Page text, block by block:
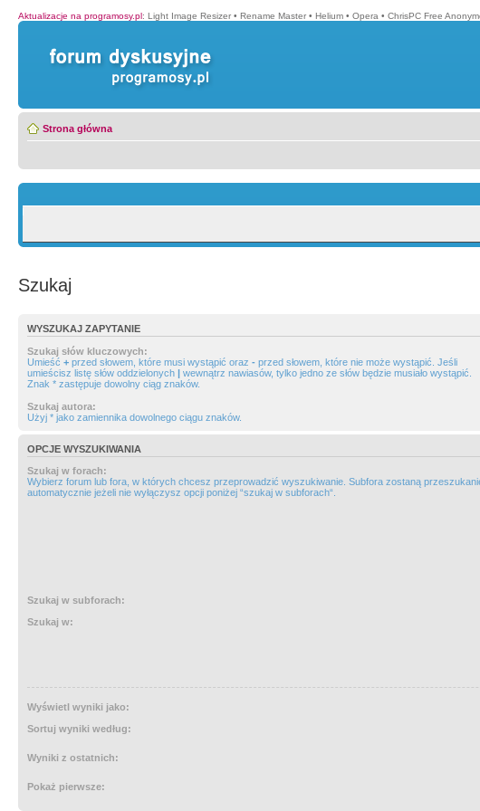
Aktualizacje na programosy.pl: Light Image Resizer • Rename Master • Helium • Opera • ChrisPC Free
Strona główna
Szukaj
WYSZUKAJ ZAPYTANIE
Szukaj słów kluczowych:
Umieść + przed słowem, które musi wystąpić oraz - przed słowem, które nie może wystąpić. Jeśli
umieścisz listę słów oddzielonych | wewnątrz nawiasów, tylko jedno ze słów będzie musiało wystąpić.
Znak * zastępuje dowolny ciąg znaków.
Szukaj autora:
Użyj * jako zamiennika dowolnego ciągu znaków.
OPCJE WYSZUKIWANIA
Szukaj w forach:
Wybierz forum lub fora, w których chcesz przeprowadzić wyszukiwanie. Subfora zostaną
automatycznie jeżeli nie wyłączysz opcji poniżej “szukaj w subforach“.
Szukaj w subforach:
Szukaj w:
Wyświetl wyniki jako:
Sortuj wyniki według:
Wyniki z ostatnich:
Pokaż pierwsze: